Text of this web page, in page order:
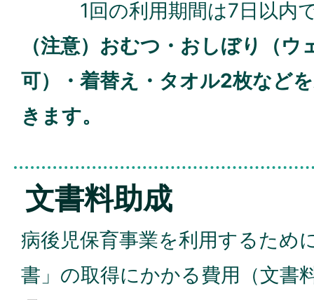
1回の利用期間は7日以内
（注意）おむつ・おしぼり（
可）・着替え・タオル2枚など
きます。
文書料助成
病後児保育事業を利用するため
書」の取得にかかる費用（文書